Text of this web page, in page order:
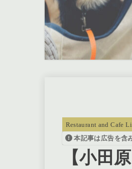
Restaurant and Cafe
本記事は広告を含
【小田